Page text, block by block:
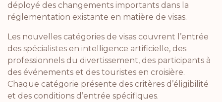
déployé des changements importants dans la
réglementation existante en matière de visas.
Les nouvelles catégories de visas couvrent l’entrée
des spécialistes en intelligence artificielle, des
professionnels du divertissement, des participants à
des événements et des touristes en croisière.
Chaque catégorie présente des critères d’éligibilité
et des conditions d’entrée spécifiques.